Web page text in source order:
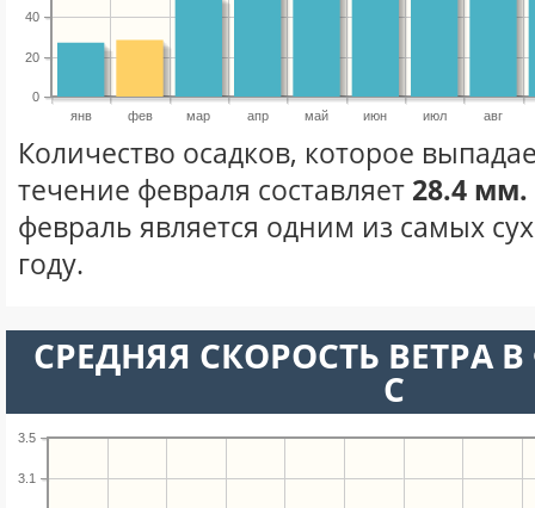
янв фев мар апр май июн июл авг
0
20
40
Количество осадков, которое
течение февраля составляет 28.4 мм.
февраль является одним из самых
году.
СРЕДНЯЯ СКОРОСТЬ ВЕТРА
С
3.1
3.5